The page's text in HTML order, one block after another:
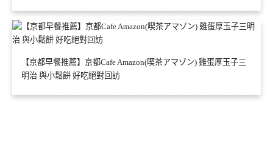
【京都早餐推薦】京都Cafe Amazon(喫茶アマゾン) 雞蛋厚玉子三
明治 與小鬆餅 好吃絕對回訪